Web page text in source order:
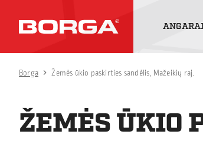
Borga Žemės ūkio paskirties sandėlis, Mažeikių raj.
ŽEMĖS ŪKIO